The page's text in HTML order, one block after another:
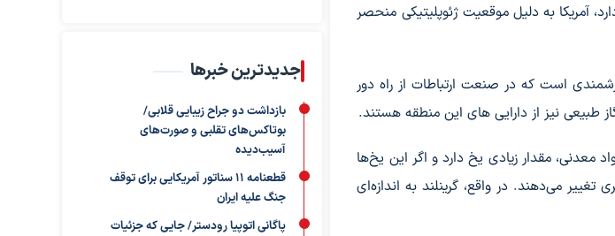
آمریکا به دلیل موقعیت ژئوپلیتیکی منحصر
است که در صنعت ارتباطات از راه دور
طبیعی نیز از دارایی های این منطقه هستند.
معدنی، مقدار زیادی یخ دارد و اگر این یخ‌ها
می‌دهند. در واقع، گرینلند به اندازه‌ای
جدیدترین خبرها
بازداشت دو جراح زیبایی قلابی/
بوتاکس‌های تقلبی و صورت‌های
آسیب‌دیده
قطعنامه ۱۱ سناتور آمریکایی برای توقف
جنگ علیه ایران
پاگانی اتوپیا رودستر/ جایی که جزئیات